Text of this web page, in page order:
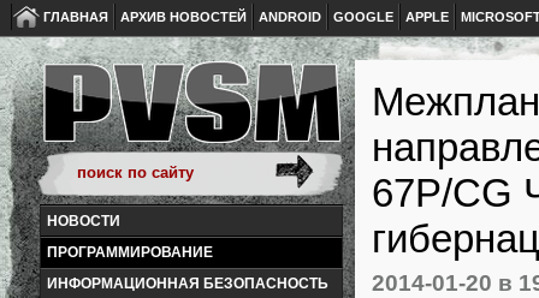
ГЛАВНАЯ АРХИВ НОВОСТЕЙ ANDROID GOOGLE APPLE
НОВОСТИ
ПРОГРАММИРОВАНИЕ
ИНФОРМАЦИОННАЯ БЕЗОПАСНОСТЬ
67P/CG
2014-01-20 в